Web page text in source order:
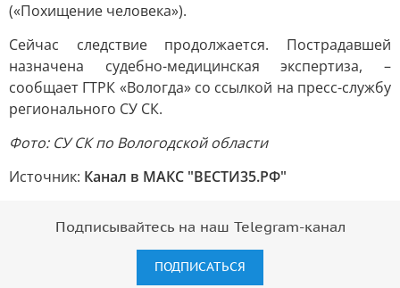
(«Похищение человека»).
Сейчас следствие продолжается. Пострадавшей
назначена судебно-медицинская экспертиза, –
сообщает ГТРК «Вологда» со ссылкой на пресс-службу
регионального СУ СК.
Фото: СУ СК по Вологодской области
Источник: Канал в МАКС "ВЕСТИ35.РФ"
Подписывайтесь на наш Telegram-канал
ПОДПИСАТЬСЯ